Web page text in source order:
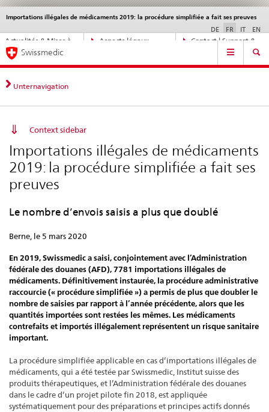
Navigation
directe:
actualités,
juridiques,
Actualités & Mises à
Aspects légaux,
Contact | Support &
Importations illégales de médicaments 2019: la procédure simplifiée a fait ses preuves
DE FR IT EN
Service
Navigation
Swissmedic
Unternavigation
Context sidebar
Importations illégales de médicaments
2019: la procédure simplifiée a fait ses
preuves
Le nombre d’envois saisis a plus que doublé
Berne, le 5 mars 2020
En 2019, Swissmedic a saisi, conjointement avec l’Administration
fédérale des douanes (AFD), 7781 importations illégales de
médicaments. Définitivement instaurée, la procédure administrative
raccourcie (« procédure simplifiée ») a permis de plus que doubler le
nombre de saisies par rapport à l’année précédente, alors que les
quantités importées sont restées les mêmes. Les médicaments
contrefaits et importés illégalement représentent un risque sanitaire
important.
La procédure simplifiée applicable en cas d’importations illégales de
médicaments, qui a été testée par Swissmedic, Institut suisse des
produits thérapeutiques, et l’Administration fédérale des douanes
dans le cadre d’un projet pilote fin 2018, est appliquée
systématiquement pour des préparations et principes actifs donnés